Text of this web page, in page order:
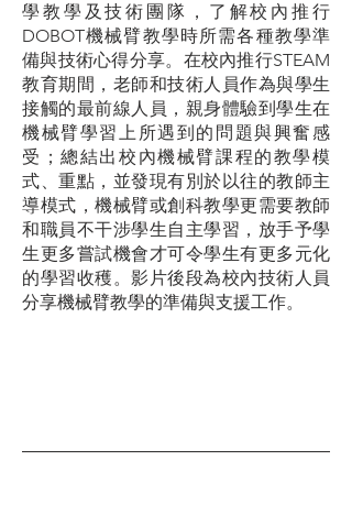
學教學及技術團隊，了解校內推行
DOBOT機械臂教學時所需各種教學準
備與技術心得分享。在校內推行STEAM
教育期間，老師和技術人員作為與學生
接觸的最前線人員，親身體驗到學生在
機械臂學習上所遇到的問題與興奮感
受；總結出校內機械臂課程的教學模
式、重點，並發現有別於以往的教師主
導模式，機械臂或創科教學更需要教師
和職員不干涉學生自主學習，放手予學
生更多嘗試機會才可令學生有更多元化
的學習收穫。影片後段為校內技術人員
分享機械臂教學的準備與支援工作。